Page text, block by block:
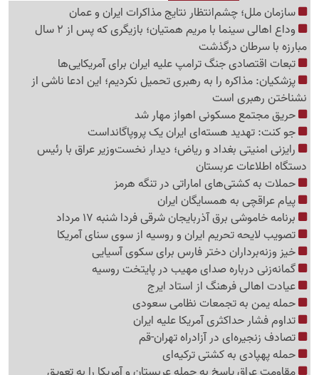
سازمان ملل؛ چشم‌انتظار نتایج مذاکرات ایران و عمان
وداع اهالی سینما با مریم همتیان؛ بازیگری که پس از 2 سال
مبارزه با سرطان درگذشت
تبعات اقتصادی جنگ ترامپ علیه ایران برای آمریکایی‌ها
پزشکیان: مذاکره را به رهبری تحمیل نکردیم؛ این ادعا ناشی از
نشناختن رهبری است
حریق مجتمع مسکونی اهواز مهار شد
جو کنت: تهدید هسته‌ای ایران یک پروپاگانداست
رایزنی امنیتی بغداد و ریاض؛ دیدار نخست‌وزیر عراق با رئیس
دستگاه اطلاعات عربستان
حملات به کشتی‌های اماراتی در تنگه هرمز
پیام عراقچی به همسایگان ایران
برنامه خاموشی برق آذربایجان شرقی فردا شنبه 17 مرداد
تصویب لایحه تحریم ایران و روسیه از سوی سنای آمریکا
خیز وزنه‌برداران دختر فارس برای سکوی آسیایی
گمانه‌زنی درباره صدای مهیب در پایتخت روسیه
عیادت اهالی فرهنگ از استاد ایرج
حمله یمن به تجمعات نظامی سعودی
تداوم فشار حداکثری آمریکا علیه ایران
تصادف زنجیره‌ای در آزادراه تهران-قم
حمله پهپادی به کشتی ترکیه‌ای